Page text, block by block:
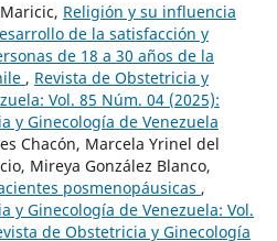
Religión y su influencia
de la satisfacción y
de 18 a 30 años de la
, Revista de Obstetricia y
Vol. 85 Núm. 04 (2025):
y Ginecología de Venezuela
Chacón, Marcela Yrinel del
Mireya González Blanco,
posmenopáusicas ,
y Ginecología de Venezuela: Vol.
de Obstetricia y Ginecología